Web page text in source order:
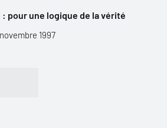
pour une logique de la vérité
1997